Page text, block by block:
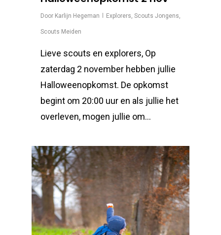
Door Karlijn Hegeman Explorers, Scouts Jongens,
Scouts Meiden
Lieve scouts en explorers, Op
zaterdag 2 november hebben jullie
Halloweenopkomst. De opkomst
begint om 20:00 uur en als jullie het
overleven, mogen jullie om…